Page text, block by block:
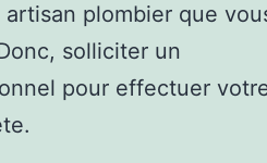
artisan plombier que
solliciter un
pour effectuer